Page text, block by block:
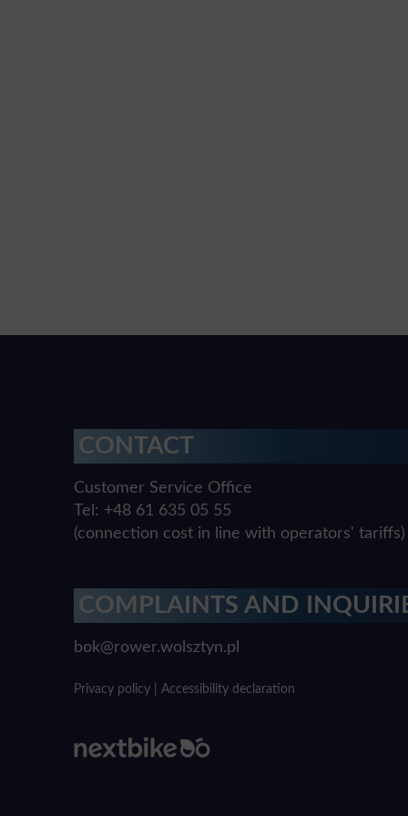
CONTACT
Customer Service Office
Tel: +48 61 635 05 55
(connection cost in line with operators' tariffs)
COMPLAINTS AND
bok@rower.wolsztyn.pl
Privacy policy| Accessibility declaration